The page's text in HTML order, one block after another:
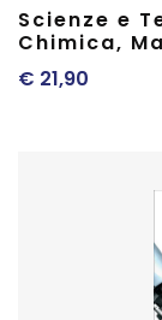
Scienze e
Chimica,
€ 21,90